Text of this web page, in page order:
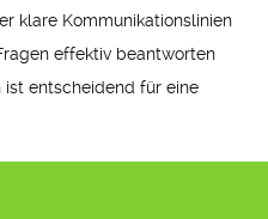
klare Kommunikationslinien
effektiv beantworten
ist entscheidend für eine